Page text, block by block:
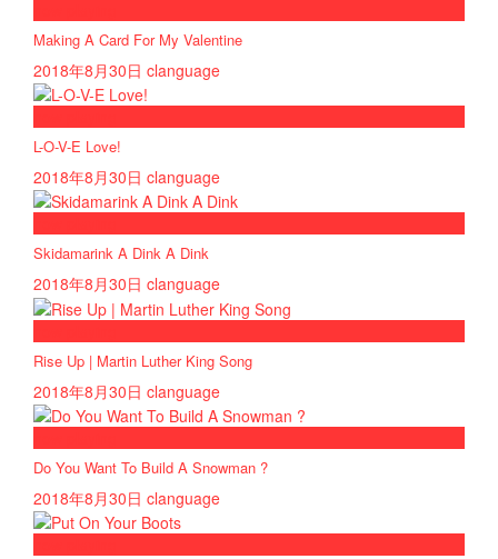
Making A Card For My Valentine
2018年8月30日 clanguage
L-O-V-E Love!
2018年8月30日 clanguage
Skidamarink A Dink A Dink
2018年8月30日 clanguage
Rise Up | Martin Luther King Song
2018年8月30日 clanguage
Do You Want To Build A Snowman ?
2018年8月30日 clanguage